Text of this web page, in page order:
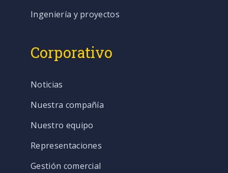
Ingeniería y proyectos
Corporativo
Noticias
Nuestra compañía
Nuestro equipo
Representaciones
Gestión comercial